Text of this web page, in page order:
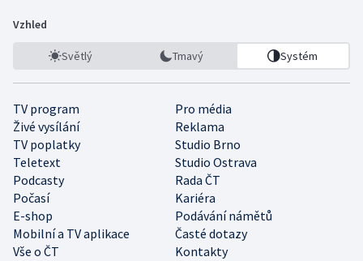
Vzhled
Světlý Tmavý Systém
TV program
Pro média
Živé vysílání
Reklama
TV poplatky
Studio Brno
Teletext
Studio Ostrava
Podcasty
Rada ČT
Počasí
Kariéra
E-shop
Podávání námětů
Mobilní a TV aplikace
Časté dotazy
Vše o ČT
Kontakty